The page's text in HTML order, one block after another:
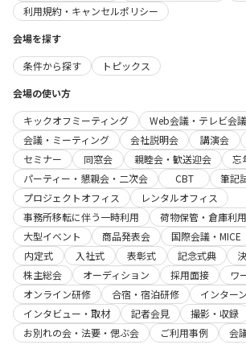
利用規約・キャンセルポリシー
会場を探す
条件から探す
トピックス
会場の使い方
キックオフミーティング
Web会議・テレビ会議
会議・ミーティング
会社説明会 講演会
セミナー
同窓会 親睦会・歓送迎会
忘
パーティー・懇親会・二次会
CBT 筆記
プロジェクトオフィス
レンタルオフィス
事務所移転に伴う一時利用
荷物保管・倉庫利用
大型イベント
商品発表会 国際会議・MICE
内定式
入社式 表彰式 記念式典
株主総会
オーディション 採用面接
ワ
オンライン研修
合宿・宿泊研修
インター
インタビュー・取材
記者会見
撮影・収録
お別れの会・法要・偲ぶ会
ご利用事例 会